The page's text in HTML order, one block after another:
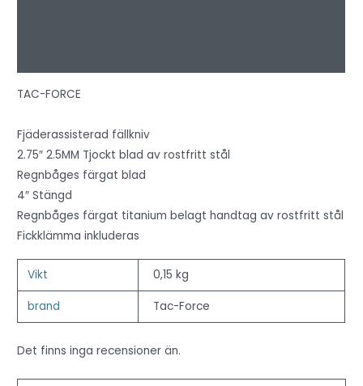
TAC-FORCE
Fjäderassisterad fällkniv
2.75″ 2.5MM Tjockt blad av rostfritt stål
Regnbåges färgat blad
4″ Stängd
Regnbåges färgat titanium belagt handtag av rostfritt stål
Fickklämma inkluderas
Vikt 0,15 kg
brand Tac-Force
Det finns inga recensioner än.